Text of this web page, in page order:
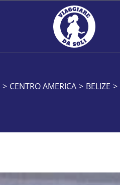
> CENTRO AMERICA > BELIZE >